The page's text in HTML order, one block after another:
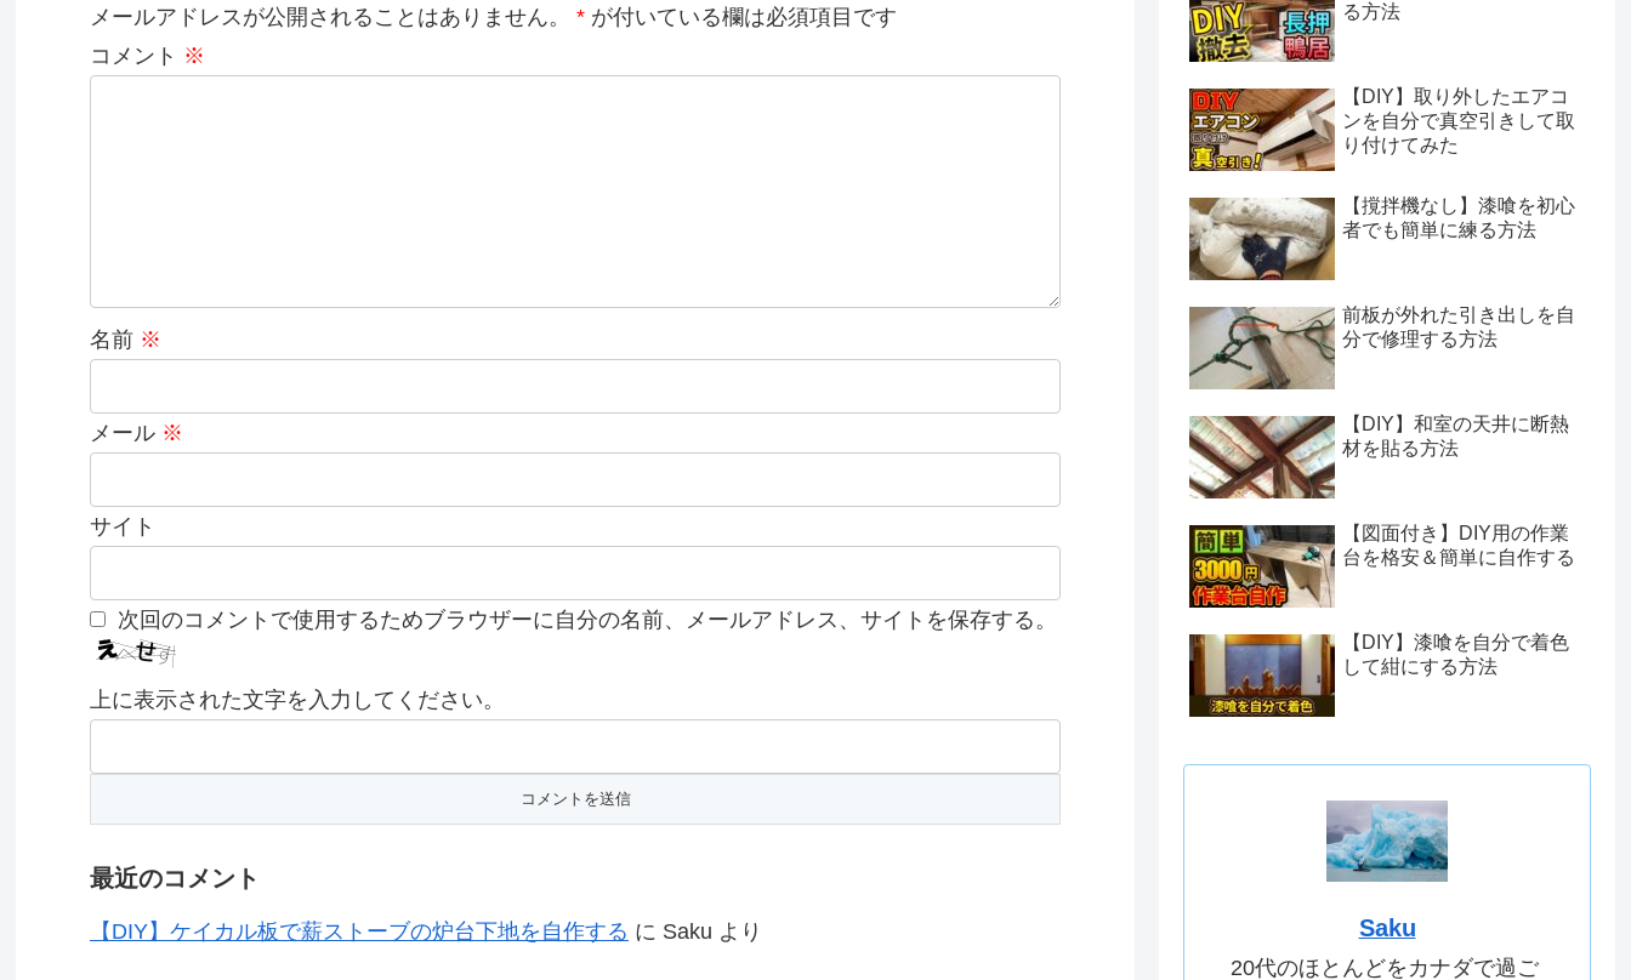
メールアドレスが公開されることはありません。 * が付いている欄は必須項目です
コメント ※
名前 ※
メール ※
サイト
次回のコメントで使用するためブラウザーに自分の名前、メールアドレス、サイトを保存する。
上に表示された文字を入力してください。
最近のコメント
【DIY】ケイカル板で薪ストーブの炉台下地を自作する に Saku より
る方法
【DIY】取り外したエアコ
ンを自分で真空引きして取
り付けてみた
【撹拌機なし】漆喰を初心
者でも簡単に練る方法
前板が外れた引き出しを自
分で修理する方法
【DIY】和室の天井に断熱
材を貼る方法
【図面付き】DIY用の作業
台を格安＆簡単に自作する
【DIY】漆喰を自分で着色
して紺にする方法
Saku
20代のほとんどをカナダで過ご